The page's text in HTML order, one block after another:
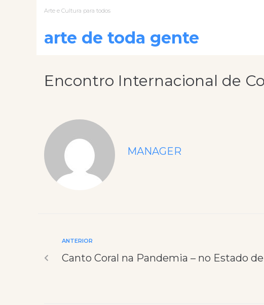
Arte e Cultura para todos
arte de toda gente
Encontro Internacional de
MANAGER
ANTERIOR
Canto Coral na Pandemia – no Estado